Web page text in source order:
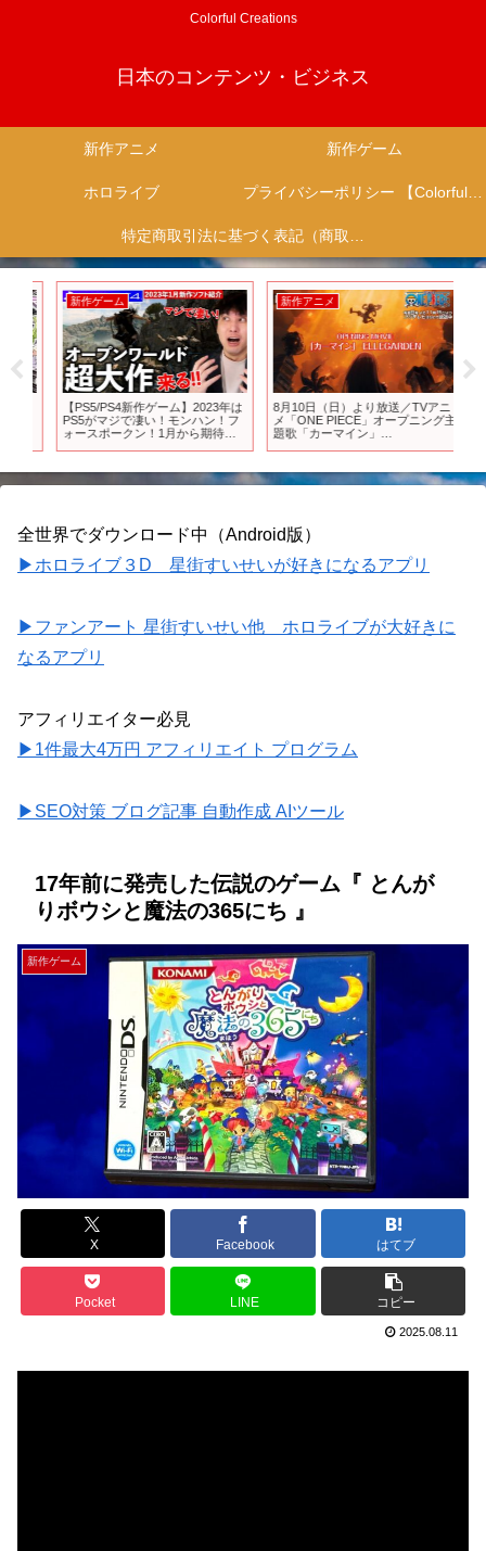
Colorful Creations
日本のコンテンツ・ビジネス
新作アニメ 新作ゲーム
ホロライブ プライバシーポリシー 【Colorful Creation】
特定商取引法に基づく表記（商取引に関する開示）
新作ゲーム
【PS5/PS4新作ゲーム】2023年は
PS5がマジで凄い！モンハン！フ
ォースポークン！1月から期待の
新作アニメ
8月10日（日）より放送／TVアニ
メ「ONE PIECE」オープニング主
題歌「カーマイン」
全世界でダウンロード中（Android版）
▶ホロライブ３D 星街すいせいが好きになるアプリ
▶ファンアート 星街すいせい他 ホロライブが大好きに
なるアプリ
アフィリエイター必見
▶1件最大4万円 アフィリエイト プログラム
▶SEO対策 ブログ記事 自動作成 AIツール
17年前に発売した伝説のゲーム『 とんが
りボウシと魔法の365にち 』
新作ゲーム
X Facebook はてブ
Pocket LINE コピー
2025.08.11